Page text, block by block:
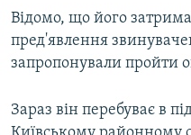
Відомо, що його
пред'явлення
запропонували пройти
Зараз він перебуває в